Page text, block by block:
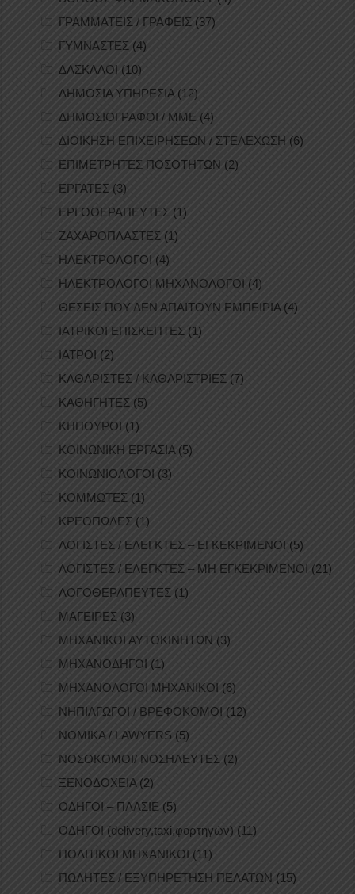
ΓΡΑΜΜΑΤΕΙΣ / ΓΡΑΦΕΙΣ (37)
ΓΥΜΝΑΣΤΕΣ (4)
ΔΑΣΚΑΛΟΙ (10)
ΔΗΜΟΣΙΑ ΥΠΗΡΕΣΙΑ(12)
ΔΗΜΟΣΙΟΓΡΑΦΟΙ / ΜΜΕ (4)
ΔΙΟΙΚΗΣΗ ΕΠΙΧΕΙΡΗΣΕΩΝ / ΣΤΕΛΕΧΩΣΗ (6)
ΕΠΙΜΕΤΡΗΤΕΣ ΠΟΣΟΤΗΤΩΝ (2)
ΕΡΓΑΤΕΣ (3)
ΕΡΓΟΘΕΡΑΠΕΥΤΕΣ (1)
ΖΑΧΑΡΟΠΛΑΣΤΕΣ (1)
ΗΛΕΚΤΡΟΛΟΓΟΙ (4)
ΗΛΕΚΤΡΟΛΟΓΟΙ ΜΗΧΑΝΟΛΟΓΟΙ (4)
ΘΕΣΕΙΣ ΠΟΥ ΔΕΝ ΑΠΑΙΤΟΥΝ ΕΜΠΕΙΡΙΑ(4)
ΙΑΤΡΙΚΟΙ ΕΠΙΣΚΕΠΤΕΣ (1)
ΙΑΤΡΟΙ (2)
ΚΑΘΑΡΙΣΤΕΣ / ΚΑΘΑΡΙΣΤΡΙΕΣ (7)
ΚΑΘΗΓΗΤΕΣ (5)
ΚΗΠΟΥΡΟΙ (1)
ΚΟΙΝΩΝΙΚΗ ΕΡΓΑΣΙΑ(5)
ΚΟΙΝΩΝΙΟΛΟΓΟΙ (3)
ΚΟΜΜΩΤΕΣ (1)
ΚΡΕΟΠΩΛΕΣ (1)
ΛΟΓΙΣΤΕΣ / ΕΛΕΓΚΤΕΣ – ΕΓΚΕΚΡΙΜΕΝΟΙ (5)
ΛΟΓΙΣΤΕΣ / ΕΛΕΓΚΤΕΣ – ΜΗ ΕΓΚΕΚΡΙΜΕΝΟΙ (21)
ΛΟΓΟΘΕΡΑΠΕΥΤΕΣ (1)
ΜΑΓΕΙΡΕΣ (3)
ΜΗΧΑΝΙΚΟΙ ΑΥΤΟΚΙΝΗΤΩΝ (3)
ΜΗΧΑΝΟΔΗΓΟΙ (1)
ΜΗΧΑΝΟΛΟΓΟΙ ΜΗΧΑΝΙΚΟΙ (6)
ΝΗΠΙΑΓΩΓΟΙ / ΒΡΕΦΟΚΟΜΟΙ (12)
ΝΟΜΙΚΑ / LAWYERS (5)
ΝΟΣΟΚΟΜΟΙ/ ΝΟΣΗΛΕΥΤΕΣ (2)
ΞΕΝΟΔΟΧΕΙΑ(2)
ΟΔΗΓΟΙ – ΠΛΑΣΙΕ (5)
ΟΔΗΓΟΙ (delivery,taxi,φορτηγών) (11)
ΠΟΛΙΤΙΚΟΙ ΜΗΧΑΝΙΚΟΙ (11)
ΠΩΛΗΤΕΣ / ΕΞΥΠΗΡΕΤΗΣΗ ΠΕΛΑΤΩΝ (15)